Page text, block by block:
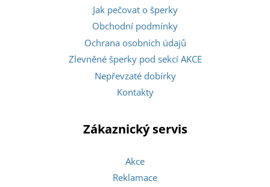
Jak pečovat o šperky
Obchodní podmínky
Ochrana osobních údajů
Zlevněné šperky pod sekcí AKCE
Nepřevzaté dobírky
Kontakty
Zákaznický servis
Akce
Reklamace